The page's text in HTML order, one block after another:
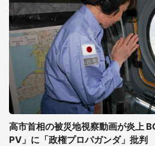
高市首相の被災地視察動画が炎上
PV」に「政権プロパガンダ」批判